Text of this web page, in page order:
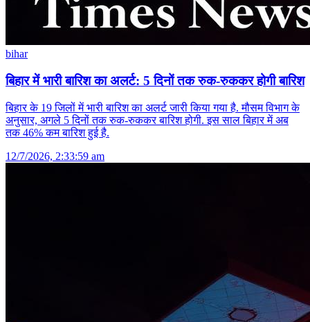
bihar
बिहार में भारी बारिश का अलर्ट: 5 दिनों तक रुक-रुककर होगी बारिश
बिहार के 19 जिलों में भारी बारिश का अलर्ट जारी किया गया है. मौसम विभाग के
अनुसार, अगले 5 दिनों तक रुक-रुककर बारिश होगी. इस साल बिहार में अब
तक 46% कम बारिश हुई है.
12/7/2026, 2:33:59 am